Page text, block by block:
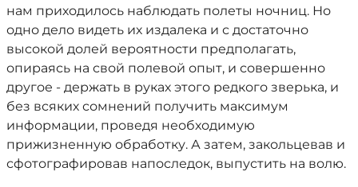
нам приходилось наблюдать полеты ночниц. Но
одно дело видеть их издалека и с достаточно
высокой долей вероятности предполагать,
опираясь на свой полевой опыт, и совершенно
другое - держать в руках этого редкого зверька, и
без всяких сомнений получить максимум
информации, проведя необходимую
прижизненную обработку. А затем, закольцевав и
сфотографировав напоследок, выпустить на волю.